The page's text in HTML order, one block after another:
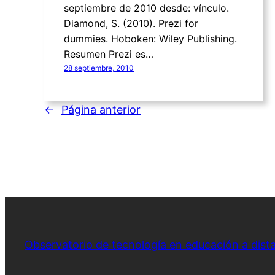
septiembre de 2010 desde: vínculo.
Diamond, S. (2010). Prezi for
dummies. Hoboken: Wiley Publishing.
Resumen Prezi es…
28 septiembre, 2010
← Página anterior
Observatorio de tecnología en educación a